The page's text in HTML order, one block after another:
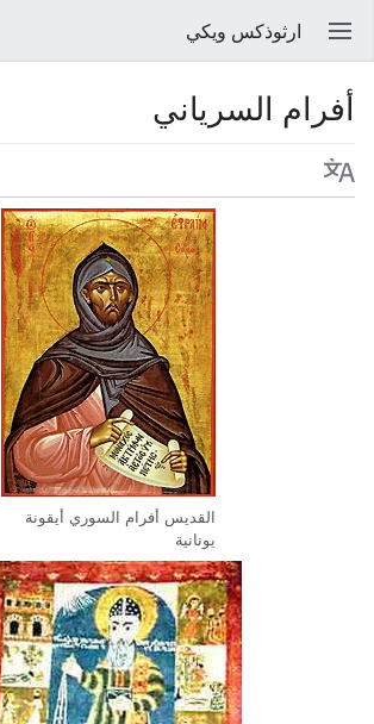
ارثوذكس ويكي
أفرام السرياني
القديس أفرام السوري أيقونة
يونانية